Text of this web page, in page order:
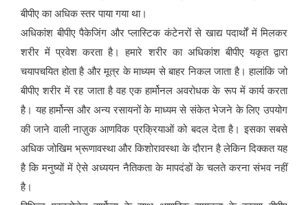
बीपीए का अधिक स्तर पाया गया था।
अधिकांश बीपीए पैकेजिंग और प्लास्टिक कंटेनरों से खाद्य पदार्थों में मिलकर
शरीर में प्रवेश करता है। हमारे शरीर का अधिकांश बीपीए यकृत द्वारा
चयापचयित होता है और मूत्र के माध्यम से बाहर निकल जाता है। हालांकि जो
बीपीए शरीर में रह जाता है वह एक हार्मोनल अवरोधक के रूप में कार्य करता
है। यह हार्मोन्स और अन्य रसायनों के माध्यम से संकेत भेजने के लिए उपयोग
की जाने वाली नाज़ुक आणविक प्रक्रियाओं को बदल देता है। इसका सबसे
अधिक जोखिम भ्रूणावस्था और किशोरावस्था के दौरान है लेकिन दिक्कत यह
है कि मनुष्यों में ऐसे अध्ययन नैतिकता के मापदंडों के चलते करना संभव नहीं
है।